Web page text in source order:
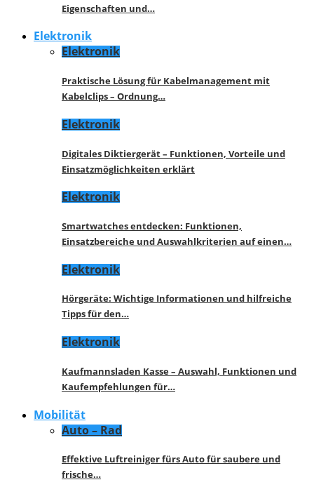
Eigenschaften und…
Elektronik
Elektronik
Praktische Lösung für Kabelmanagement mit
Kabelclips – Ordnung…
Elektronik
Digitales Diktiergerät – Funktionen, Vorteile und
Einsatzmöglichkeiten erklärt
Elektronik
Smartwatches entdecken: Funktionen,
Einsatzbereiche und Auswahlkriterien auf einen…
Elektronik
Hörgeräte: Wichtige Informationen und hilfreiche
Tipps für den…
Elektronik
Kaufmannsladen Kasse – Auswahl, Funktionen und
Kaufempfehlungen für…
Mobilität
Auto – Rad
Effektive Luftreiniger fürs Auto für saubere und
frische…